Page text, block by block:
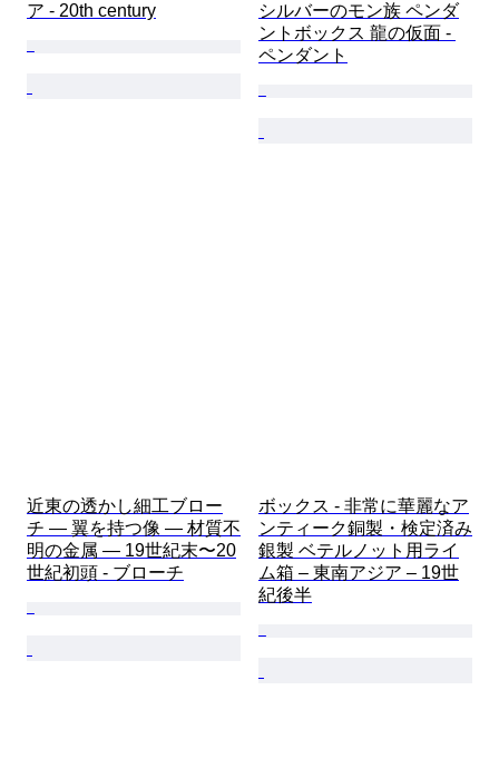
ア - 20th century
シルバーのモン族 ペンダ
ントボックス 龍の仮面 -
ペンダント
近東の透かし細工ブロー
チ — 翼を持つ像 — 材質不
明の金属 — 19世紀末〜20
世紀初頭 - ブローチ
ボックス - 非常に華麗なア
ンティーク銅製・検定済み
銀製 ベテルノット用ライ
ム箱 – 東南アジア – 19世
紀後半